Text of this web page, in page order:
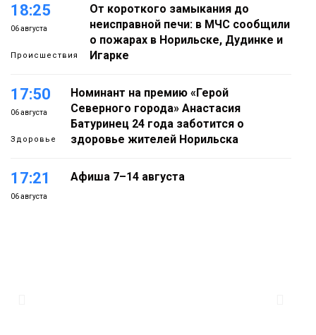
18:25
06 августа
Происшествия
От короткого замыкания до
неисправной печи: в МЧС сообщили
о пожарах в Норильске, Дудинке и
Игарке
17:50
06 августа
Здоровье
Номинант на премию «Герой
Северного города» Анастасия
Батуринец 24 года заботится о
здоровье жителей Норильска
17:21
06 августа
Афиша 7–14 августа